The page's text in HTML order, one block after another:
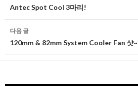
네
비
게
이
Antec Spot Cool 3마리!
다음 글
120mm & 82mm System Cooler Fan 샷~